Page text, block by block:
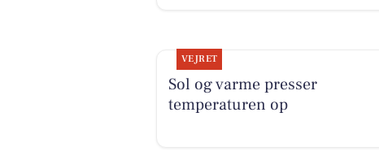
VEJRET
Sol og varme presser
temperaturen op